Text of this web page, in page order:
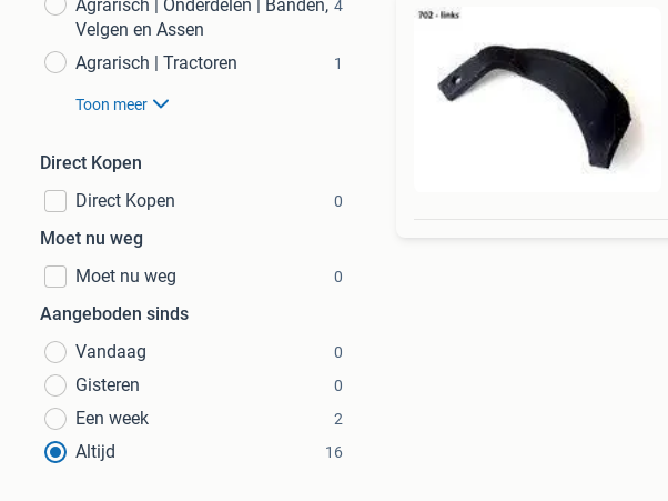
Agrarisch | Onderdelen | Banden,
Velgen en Assen
4
Agrarisch | Tractoren 1
Toon meer
Direct Kopen
Direct Kopen
0
Moet nu weg
Moet nu weg
0
Aangeboden sinds
Vandaag
0
Gisteren 0
Een week 2
Altijd 16